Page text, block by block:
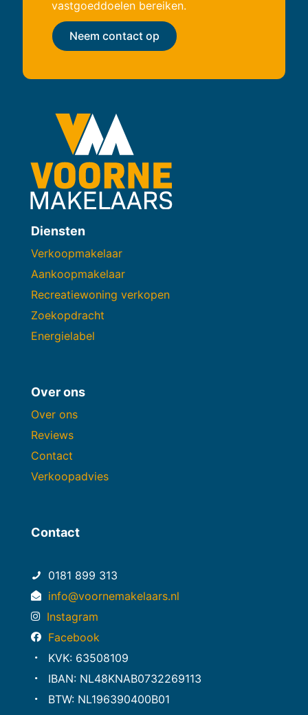
vastgoeddoelen bereiken.
Neem contact op
Diensten
Verkoopmakelaar
Aankoopmakelaar
Recreatiewoning verkopen
Zoekopdracht
Energielabel
Over ons
Over ons
Reviews
Contact
Verkoopadvies
Contact
0181 899 313
info@voornemakelaars.nl
Instagram
Facebook
KVK: 63508109
IBAN: NL48KNAB0732269113
BTW: NL196390400B01